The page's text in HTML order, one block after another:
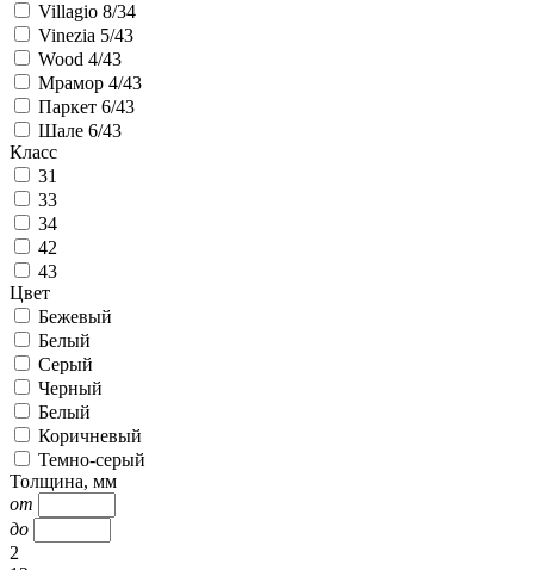
Villagio 8/34
Vinezia 5/43
Wood 4/43
Мрамор 4/43
Паркет 6/43
Шале 6/43
Класс
31
33
34
42
43
Цвет
Бежевый
Белый
Серый
Черный
Белый
Коричневый
Темно-серый
Толщина, мм
от
до
2